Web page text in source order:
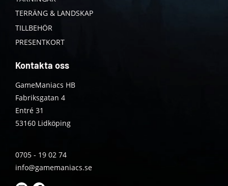
TERRÄNG & LANDSKAP
TILLBEHÖR
PRESENTKORT
Kontakta oss
GameManiacs HB
Fabriksgatan 4
Entré 31
53160 Lidköping
0705 - 19 02 74
info@gamemaniacs.se